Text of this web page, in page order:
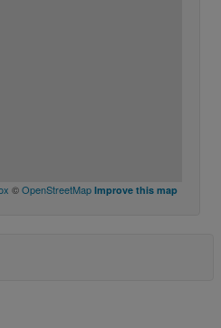
©OpenStreetMap Improve this map